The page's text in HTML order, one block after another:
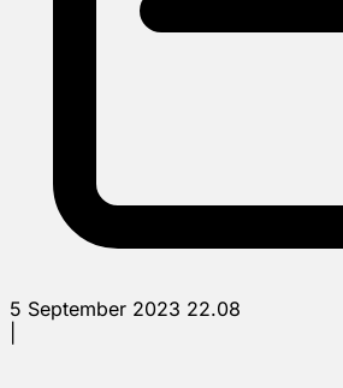
5 September 2023 22.08